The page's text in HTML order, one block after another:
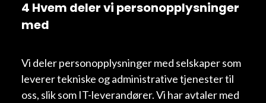
4 Hvem deler vi personopplysninger
med
Vi deler personopplysninger med selskaper som
leverer tekniske og administrative tjenester til
oss, slik som IT-leverandører. Vi har avtaler med